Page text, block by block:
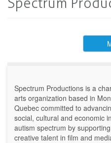
Spectrum Productions is a
arts organization based in
Quebec committed to
social, cultural and economic
autism spectrum by
creative talent in film and